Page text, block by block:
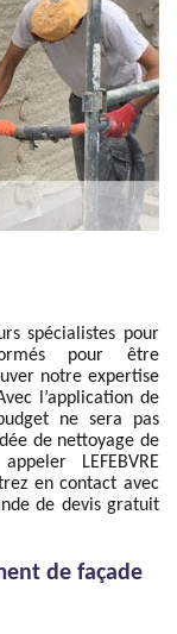
spécialistes pour
pour être
notre expertise
l’application de
ne sera pas
de nettoyage de
LEFEBVRE
en contact avec
de devis gratuit
de façade